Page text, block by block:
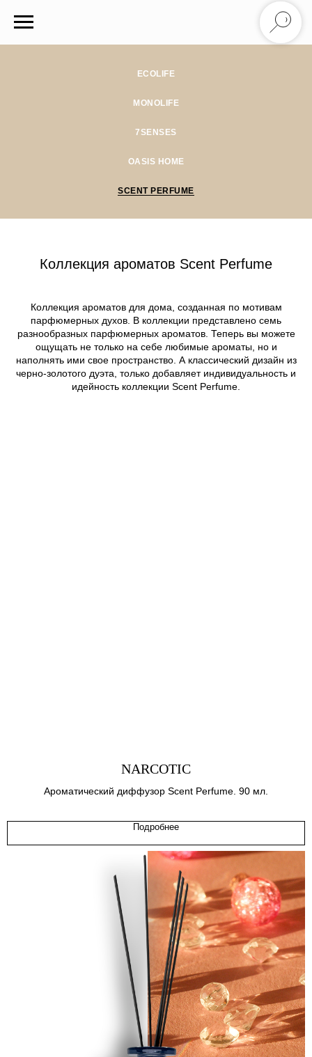
ECOLIFE
MONOLIFE
7SENSES
OASIS HOME
SCENT PERFUME
Коллекция ароматов Scent Perfume
Коллекция ароматов для дома, созданная по мотивам
парфюмерных духов. В коллекции представлено семь
разнообразных парфюмерных ароматов. Теперь вы можете
ощущать не только на себе любимые ароматы, но и
наполнять ими свое пространство. А классический дизайн из
черно-золотого дуэта, только добавляет индивидуальность и
идейность коллекции Scent Perfume.
NARCOTIC
Ароматический диффузор Scent Perfume. 90 мл.
Подробнее